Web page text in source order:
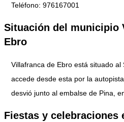
Teléfono: 976167001
Situación del municipio
Ebro
Villafranca de Ebro está situado al
accede desde esta por la
desvió junto al embalse de Pina,
Fiestas y celebraciones